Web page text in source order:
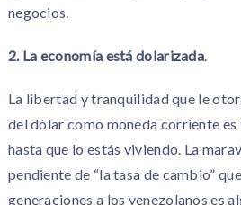
negocios.
2. La economía está dolarizada.
La libertad y tranquilidad que le
del dólar como moneda corriente
hasta que lo estás viviendo. La
pendiente de “la tasa de cambio”
generaciones a los venezolanos es